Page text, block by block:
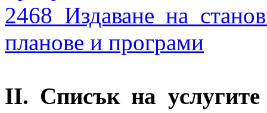
2468 Издаване на
планове и програми
II. Списък на услугите